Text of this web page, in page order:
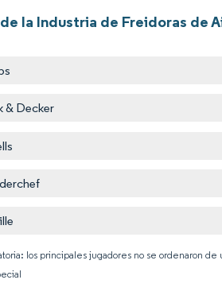
la Industria de Freidoras de
& Decker
los principales jugadores no se ordenaron de